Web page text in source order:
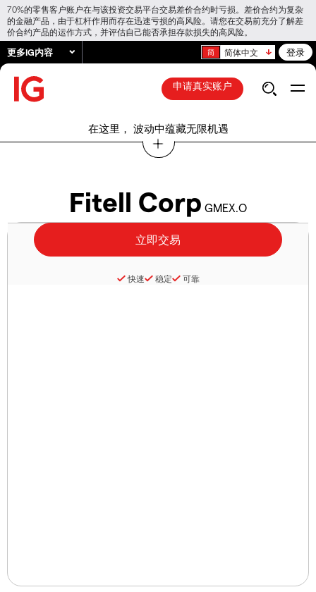
70%的零售客户账户在与该投资交易平台交易差价合约时亏损。差价合约为复杂
的金融产品，由于杠杆作用而存在迅速亏损的高风险。请您在交易前充分了解差
价合约产品的运作方式，并评估自己能否承担存款损失的高风险。
更多IG内容 简体中文 登录
申请真实账户
在这里， 波动中蕴藏无限机遇
Fitell Corp GMEX.O
快速 稳定 可靠